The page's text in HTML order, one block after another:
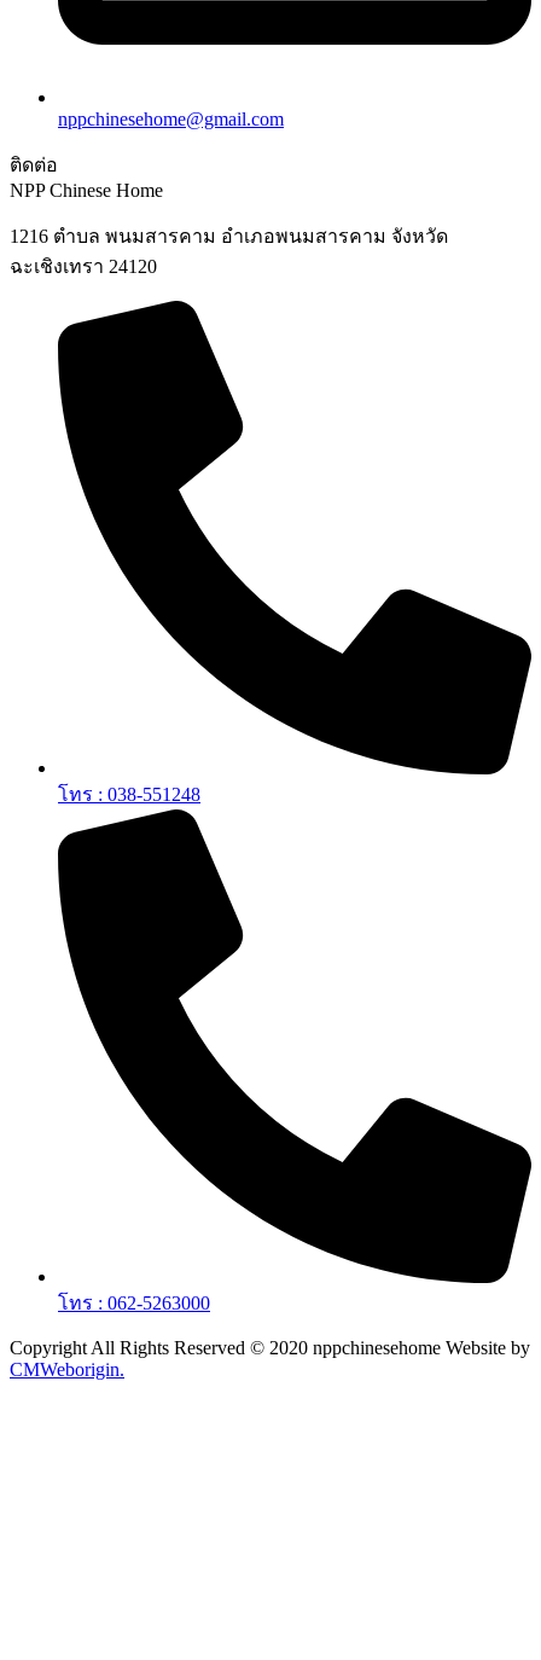
nppchinesehome@gmail.com
ติดต่อ
NPP Chinese Home
1216 ตำบล พนมสารคาม อำเภอพนมสารคาม จังหวัด
ฉะเชิงเทรา 24120
โทร : 038-551248
โทร : 062-5263000
Copyright All Rights Reserved © 2020 nppchinesehome Website by
CMWeborigin.